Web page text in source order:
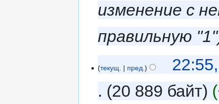
изменение с
правильную "1"
текущ. пред.
20 889 байт